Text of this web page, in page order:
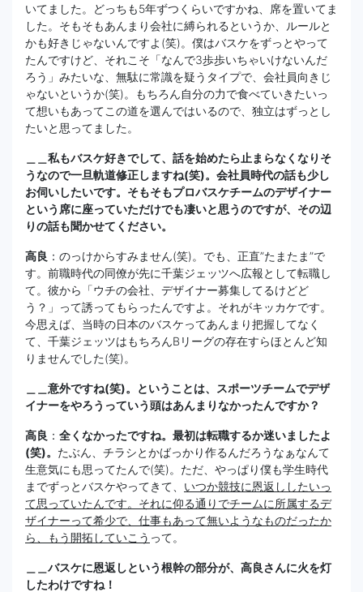
いてました。どっちも5年ずつくらいですかね、席を置いてま
した。そもそもあんまり会社に縛られるというか、ルールと
かも好きじゃないんですよ(笑)。僕はバスケをずっとやって
たんですけど、それこそ「なんで3歩歩いちゃいけないんだ
ろう」みたいな、無駄に常識を疑うタイプで、会社員向きじ
ゃないというか(笑)。もちろん自分の力で食べていきたいっ
て想いもあってこの道を選んではいるので、独立はずっとし
たいと思ってました。
＿＿私もバスケ好きでして、話を始めたら止まらなくなりそ
うなので一旦軌道修正しますね(笑)。会社員時代の話も少し
お伺いしたいです。そもそもプロバスケチームのデザイナー
という席に座っていただけでも凄いと思うのですが、その辺
りの話も聞かせてください。
高良 ：のっけからすみません(笑)。でも、正直”たまたま”で
す。前職時代の同僚が先に千葉ジェッツへ広報として転職し
て。彼から「ウチの会社、デザイナー募集してるけどど
う？」って誘ってもらったんですよ。それがキッカケです。
今思えば、当時の日本のバスケってあんまり把握してなく
て、千葉ジェッツはもちろんBリーグの存在すらほとんど知
りませんでした(笑)。
＿＿意外ですね(笑)。ということは、スポーツチームでデザ
イナーをやろうっていう頭はあんまりなかったんですか？
高良 ： 全くなかったですね。最初は転職するか迷いましたよ
(笑)。 たぶん、チラシとかばっかり作るんだろうなぁなんて
生意気にも思ってたんで(笑)。ただ、やっぱり僕も学生時代
までずっとバスケやってきて、 いつか競技に恩返ししたいっ
て思っていたんです。それに仰る通りでチームに所属するデ
ザイナーって希少で、仕事もあって無いようなものだったか
ら、もう開拓していこう って。
＿＿バスケに恩返しという根幹の部分が、高良さんに火を灯
したわけですね！